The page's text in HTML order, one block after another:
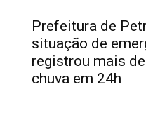
Prefeitura de
situação de
registrou mais
chuva em 24h